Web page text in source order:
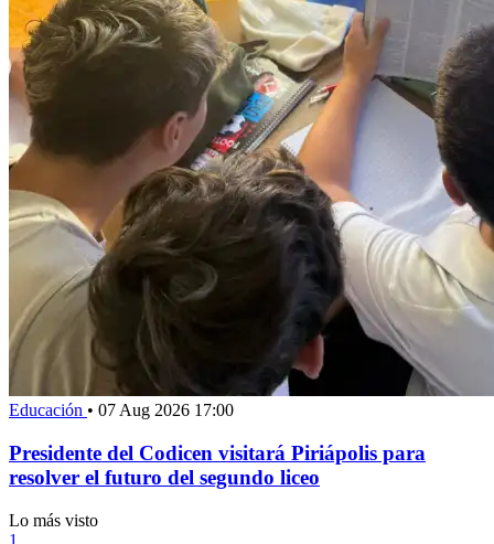
Educación • 07 Aug 2026 17:00
Presidente del Codicen visitará Piriápolis para
resolver el futuro del segundo liceo
Lo más visto
1